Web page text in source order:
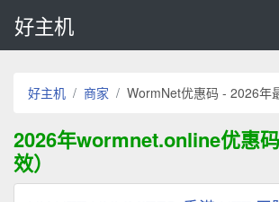
好主机
好主机 商家 WormNet优惠码 - 2026年
2026年wormnet.online优惠
效）